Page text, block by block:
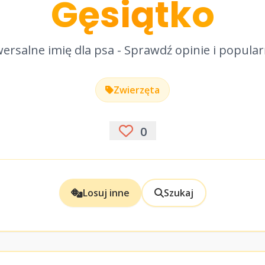
Gęsiątko
imię dla psa - Sprawdź opinie i
Zwierzęta
0
Losuj inne Szukaj